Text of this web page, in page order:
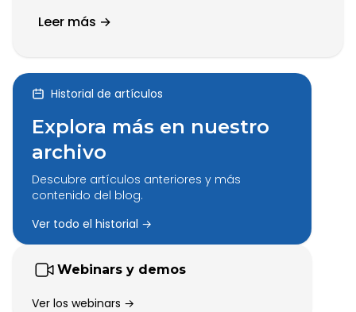
Leer más →
Historial de artículos
Explora más en nuestro
archivo
Descubre artículos anteriores y más
contenido del blog.
Ver todo el historial →
Webinars y demos
Ver los webinars →